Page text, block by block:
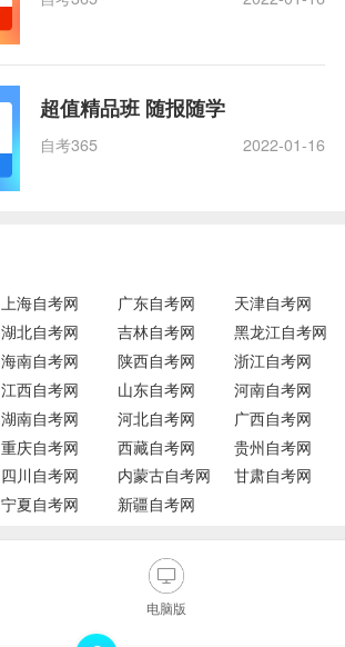
超值精品班 随报随学
自考365 2022-01-16
上海自考网 广东自考网
天津自考网
湖北自考网 吉林自考网
黑龙江自考网
海南自考网 陕西自考网
浙江自考网
江西自考网 山东自考网
河南自考网
湖南自考网 河北自考网
广西自考网
重庆自考网 西藏自考网
贵州自考网
四川自考网 内蒙古自考网
甘肃自考网
宁夏自考网 新疆自考网
电脑版